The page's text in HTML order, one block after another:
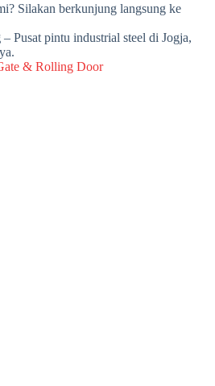
Silakan berkunjung langsung ke
– Pusat pintu industrial steel di Jogja,
& Rolling Door